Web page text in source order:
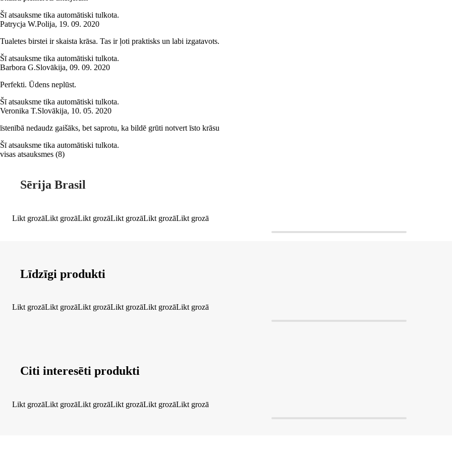
Šī atsauksme tika automātiski tulkota.
Patrycja W.Polija, 19. 09. 2020
Tualetes birstei ir skaista krāsa. Tas ir ļoti praktisks un labi izgatavots.
Šī atsauksme tika automātiski tulkota.
Barbora G.Slovākija, 09. 09. 2020
Perfekti. Ūdens neplūst.
Šī atsauksme tika automātiski tulkota.
Veronika T.Slovākija, 10. 05. 2020
īstenībā nedaudz gaišāks, bet saprotu, ka bildē grūti notvert īsto krāsu
Šī atsauksme tika automātiski tulkota.
visas atsauksmes (8)
Sērija Brasil
Likt grozāLikt grozāLikt grozāLikt grozāLikt grozāLikt grozā
Līdzīgi produkti
Likt grozāLikt grozāLikt grozāLikt grozāLikt grozāLikt grozā
Citi interesēti produkti
Likt grozāLikt grozāLikt grozāLikt grozāLikt grozāLikt grozā